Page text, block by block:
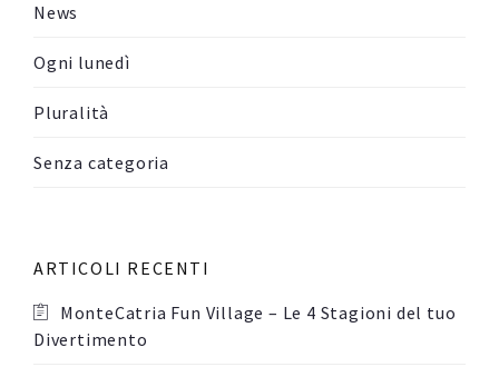
News
Ogni lunedì
Pluralità
Senza categoria
ARTICOLI RECENTI
MonteCatria Fun Village – Le 4 Stagioni del tuo
Divertimento